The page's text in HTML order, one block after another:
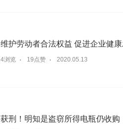
维护劳动者合法权益 促进企业健
4浏览 19点赞 2020.05.13
获刑！明知是盗窃所得电瓶仍收购